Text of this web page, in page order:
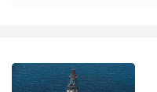
需求。